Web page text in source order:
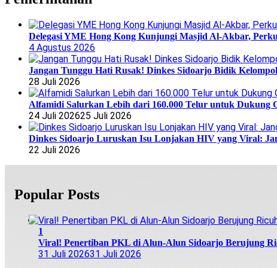
Delegasi YME Hong Kong Kunjungi Masjid Al-Akbar,
4 Agustus 2026
Jangan Tunggu Hati Rusak! Dinkes Sidoarjo Bidik
28 Juli 2026
Alfamidi Salurkan Lebih dari 160.000 Telur untuk Dukung
24 Juli 202625 Juli 2026
Dinkes Sidoarjo Luruskan Isu Lonjakan HIV yang Viral:
22 Juli 2026
Popular Posts
1
Viral! Penertiban PKL di Alun-Alun Sidoarjo Berujung
31 Juli 202631 Juli 2026